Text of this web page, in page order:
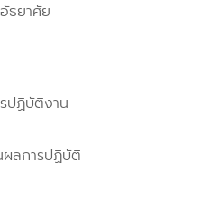
ธยาศัย
ปฏิบัติงาน
ผลการปฏิบัติ